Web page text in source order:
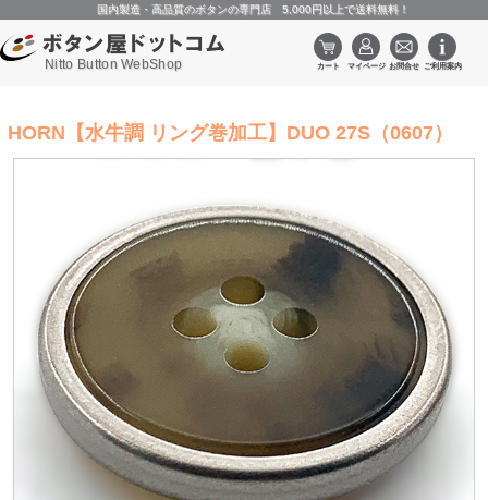
国内製造・高品質のボタンの専門店 5,000円以上で送料無料！
Nitto Button WebShop
HORN【水牛調 リング巻加工】DUO 27S（0607）